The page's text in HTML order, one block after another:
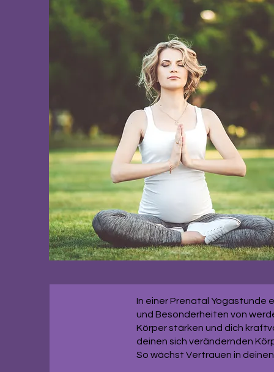
In einer Prenatal Yogastunde
und Besonderheiten von
Körper stärken und dich
deinen sich verändernden
So wächst Vertrauen in